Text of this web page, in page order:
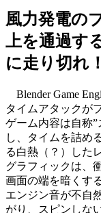
風力発電の
上を通過す
に走り切れ！
Blender Game
タイムアタックが
ゲーム内容は自称
し、タイムを詰め
る白熱（？）した
グラフィックは、
画面の端を暗くす
エンジン音が不自
がり、スピンしな